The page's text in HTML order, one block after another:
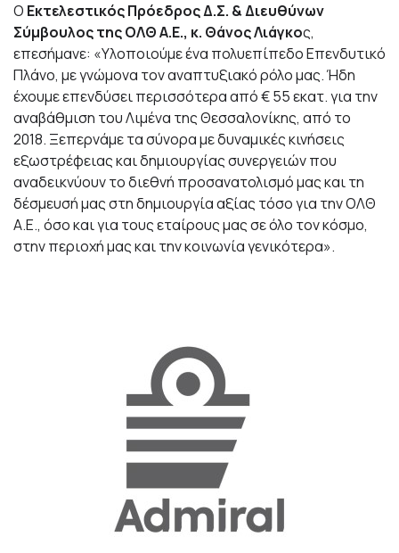
Ο Εκτελεστικός Πρόεδρος Δ.Σ. & Διευθύνων
Σύμβουλος της ΟΛΘ Α.Ε., κ. Θάνος Λιάγκος,
επεσήμανε: «Υλοποιούμε ένα πολυεπίπεδο Επενδυτικό
Πλάνο, με γνώμονα τον αναπτυξιακό ρόλο μας. Ήδη
έχουμε επενδύσει περισσότερα από € 55 εκατ. για την
αναβάθμιση του Λιμένα της Θεσσαλονίκης, από το
2018. Ξεπερνάμε τα σύνορα με δυναμικές κινήσεις
εξωστρέφειας και δημιουργίας συνεργειών που
αναδεικνύουν το διεθνή προσανατολισμό μας και τη
δέσμευσή μας στη δημιουργία αξίας τόσο για την ΟΛΘ
Α.Ε., όσο και για τους εταίρους μας σε όλο τον κόσμο,
στην περιοχή μας και την κοινωνία γενικότερα».